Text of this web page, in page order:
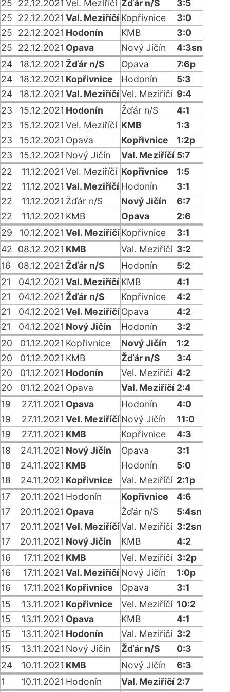
25 22.12.2021 Vel. Meziříčí Žďár n/S
3:5
25
22.12.2021 Val. Meziříčí Kopřivnice
3:0
25
22.12.2021 Hodonín KMB
3:0
25
22.12.2021 Opava Nový Jičín
4:3sn
24
18.12.2021 Žďár n/S Opava
7:6p
24
18.12.2021 Kopřivnice Hodonín
5:3
24
18.12.2021 Val. MeziříčíVel. Meziříčí 9:4
23
15.12.2021 Hodonín Žďár n/S
4:1
23
15.12.2021 Vel. Meziříčí KMB
1:3
23
15.12.2021 Opava Kopřivnice
1:2p
23
15.12.2021 Nový Jičín Val. Meziříčí 5:7
22
11.12.2021 Vel. Meziříčí Kopřivnice
1:5
22
11.12.2021 Val. Meziříčí Hodonín
3:1
22
11.12.2021 Žďár n/S Nový Jičín
6:7
22
11.12.2021 KMB Opava
2:6
29
10.12.2021 Vel. MeziříčíKopřivnice
3:1
42
08.12.2021 KMB Val. Meziříčí 3:2
16
08.12.2021 Žďár n/S Hodonín
5:2
21
04.12.2021 Val. Meziříčí KMB
4:1
21
04.12.2021 Žďár n/S Kopřivnice
4:2
21
04.12.2021 Vel. MeziříčíOpava
4:2
21
04.12.2021 Nový Jičín Hodonín
3:2
20
01.12.2021 Kopřivnice Nový Jičín
1:2
20
01.12.2021 KMB Žďár n/S
3:4
20
01.12.2021 Hodonín Vel. Meziříčí 4:2
20
01.12.2021 Opava Val. Meziříčí 2:4
19
27.11.2021 Opava Hodonín
4:0
19
27.11.2021 Vel. MeziříčíNový Jičín
11:0
19
27.11.2021 KMB Kopřivnice
4:3
18
24.11.2021 Nový Jičín Opava
3:1
18
24.11.2021 KMB Hodonín
5:0
18
24.11.2021 Kopřivnice Val. Meziříčí 2:1p
17
20.11.2021 Hodonín Kopřivnice
4:6
17
20.11.2021 Opava Žďár n/S
5:4sn
17
20.11.2021 Vel. MeziříčíVal. Meziříčí 3:2sn
17
20.11.2021 Nový Jičín KMB
4:2
16
17.11.2021 KMB Vel. Meziříčí 3:2p
16
17.11.2021 Val. Meziříčí Nový Jičín
1:0p
16
17.11.2021 Kopřivnice Opava
3:1
15
13.11.2021 Kopřivnice Vel. Meziříčí 10:2
15
13.11.2021 Opava KMB
4:1
15
13.11.2021 Hodonín Val. Meziříčí 3:2
15
13.11.2021 Nový Jičín Žďár n/S
0:3
24
10.11.2021 KMB Nový Jičín
6:3
1
10.11.2021 Hodonín Val. Meziříčí 2:7